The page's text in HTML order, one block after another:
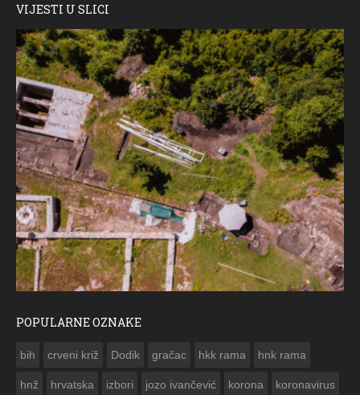
VIJESTI U SLICI
POPULARNE OZNAKE
bih crveni križ Dodik gračac hkk rama hnk rama
hnž hrvatska izbori jozo ivančević korona koronavirus